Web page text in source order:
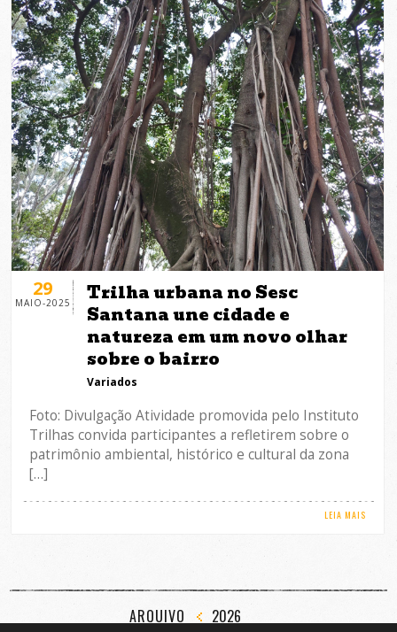
29
MAIO-2025
Trilha urbana no Sesc
Santana une cidade e
natureza em um novo olhar
sobre o bairro
Variados
Foto: Divulgação Atividade promovida pelo Instituto
Trilhas convida participantes a refletirem sobre o
patrimônio ambiental, histórico e cultural da zona
[…]
LEIA MAIS
ARQUIVO 2026